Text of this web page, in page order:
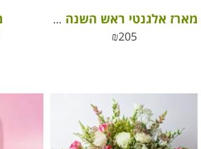
מארז אלגנטי ראש השנה לשנה חדשה וטובה
₪205